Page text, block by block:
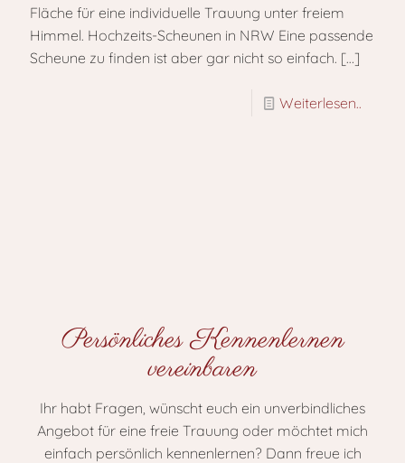
Fläche für eine individuelle Trauung unter freiem
Himmel. Hochzeits-Scheunen in NRW Eine passende
Scheune zu finden ist aber gar nicht so einfach. […]
Weiterlesen..
Persönliches Kennenlernen
vereinbaren
Ihr habt Fragen, wünscht euch ein unverbindliches
Angebot für eine freie Trauung oder möchtet mich
einfach persönlich kennenlernen? Dann freue ich